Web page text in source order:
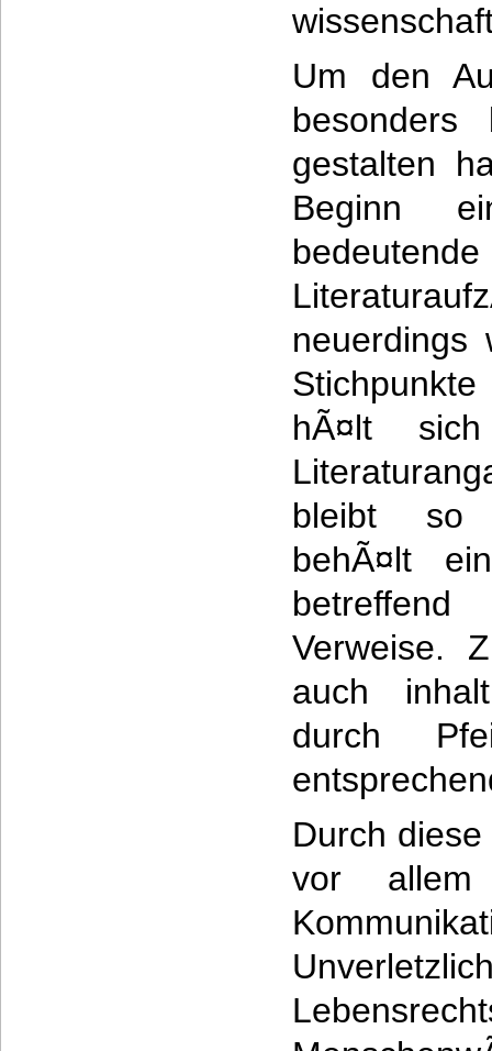
Um den
besonders
gestalten
Beginn
neuerdings
hÃ¤lt
bleibt so
behÃ¤lt
Verweise.
auch
durch
Durch
vor